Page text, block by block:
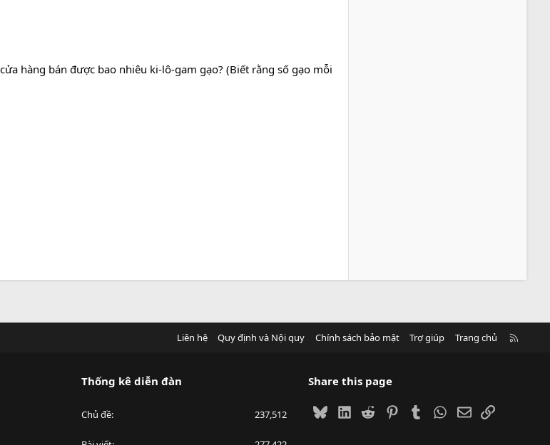
hàng bán được bao nhiêu ki-lô-gam gạo? (Biết rằng số gạo mỗi
Liên hệ Quy định và Nội quy Chính sách bảo mật Trợ giúp Trang chủ
Thống kê diễn đàn
Chủ đề 237,512
Share this page
BlueskyLinkedIn
Reddit PinterestTumblrWhatsApp
EmailLink